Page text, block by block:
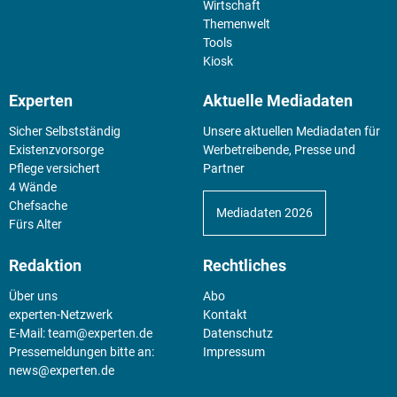
Wirtschaft
Themenwelt
Tools
Kiosk
Experten
Sicher Selbstständig
Existenz­vorsorge
Pflege versichert
4 Wände
Chefsache
Fürs Alter
Aktuelle Mediadaten
Unsere aktuellen Mediadaten für
Werbetreibende, Presse und
Partner
Mediadaten 2026
Redaktion
Über uns
experten-Netzwerk
E-Mail:team@experten.de
Pressemeldungen bitte an:
news@experten.de
Rechtliches
Abo
Kontakt
Datenschutz
Impressum